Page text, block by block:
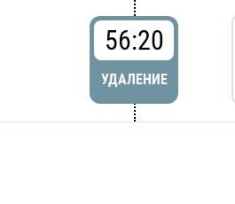
56:20
УДАЛЕНИЕ